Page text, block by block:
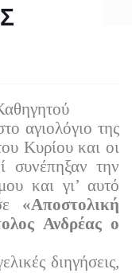
αγιολόγιο της
Κυρίου και οι
συνέπηξαν την
και γι’ αυτό
«Αποστολική
Ανδρέας ο
διηγήσεις,